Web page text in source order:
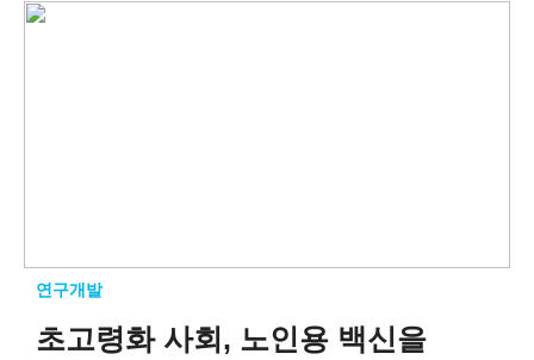
줄일 수 있다….
연구개발
초고령화 사회, 노인용 백신을